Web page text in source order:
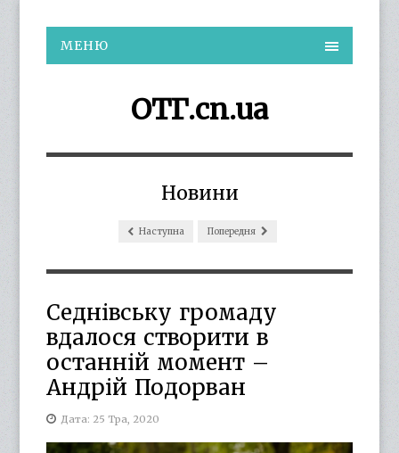
МЕНЮ
ОТГ.cn.ua
Новини
Наступна Попередня
Седнівську громаду
вдалося створити в
останній момент –
Андрій Подорван
Дата: 25 Тра, 2020